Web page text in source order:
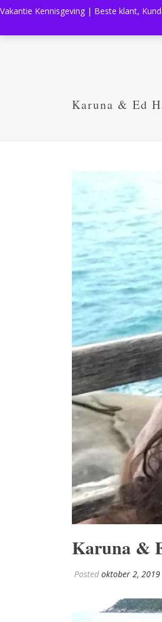
Karuna & Ed
Karuna &
Posted oktober 2, 2019
Vakantie Kennisgeving | Beste klant,